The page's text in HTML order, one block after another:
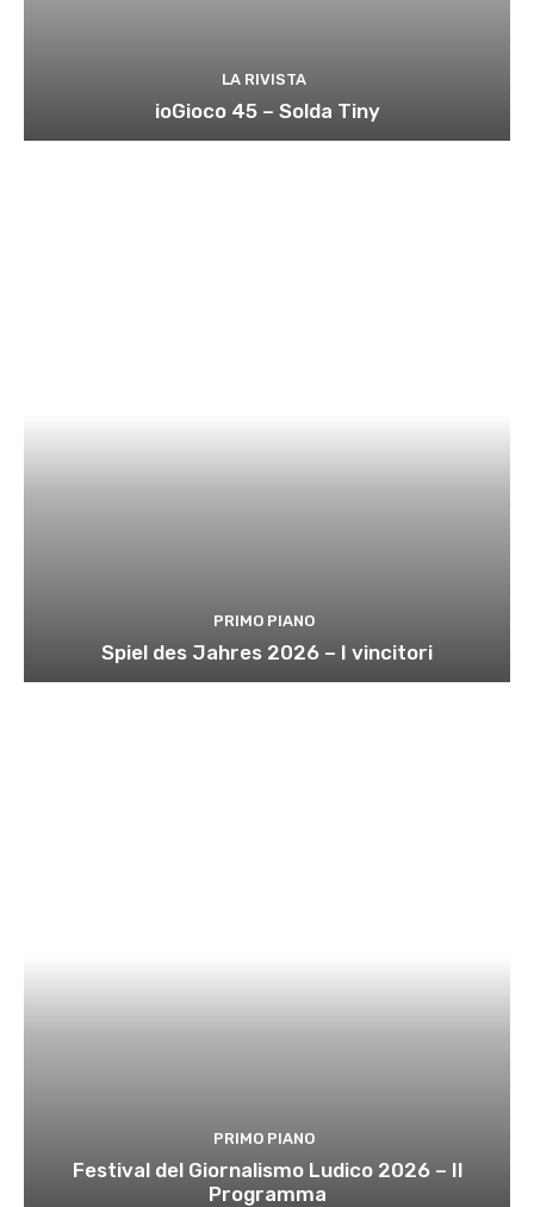
LA RIVISTA
ioGioco 45 – Solda Tiny
PRIMO PIANO
Spiel des Jahres 2026 – I vincitori
PRIMO PIANO
Festival del Giornalismo Ludico 2026 – Il
Programma